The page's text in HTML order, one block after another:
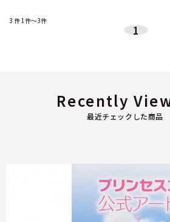
3 件1件～3件
1
最近チェックした商品
Recently